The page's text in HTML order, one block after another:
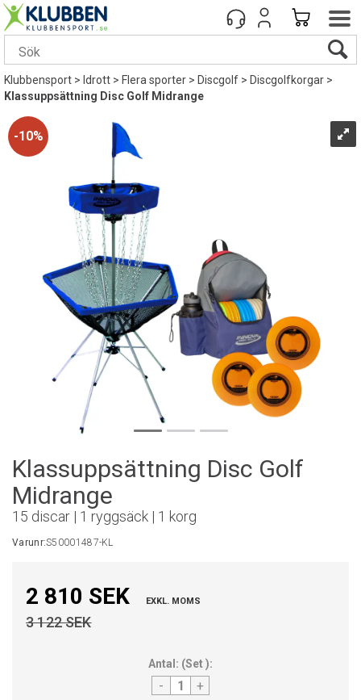
Klubbensport> Idrott>Flera sporter>Discgolf>Discgolfkorgar>
Klassuppsättning Disc Golf Midrange
10%
Klassuppsättning Disc Golf
Midrange
15 discar | 1 ryggsäck | 1 korg
Varunr:S50001487-KL
2 810 SEK EXKL. MOMS
3 122 SEK
Antal: (Set):
- +